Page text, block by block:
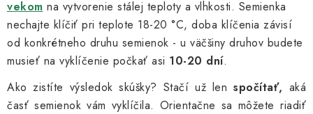
vekom na vytvorenie stálej teploty a vlhkosti. Semienka
nechajte klíčiť pri teplote 18-20 °C, doba klíčenia závisí
od konkrétneho druhu semienok - u väčšiny druhov budete
musieť na vyklíčenie počkať asi 10-20 dní.
Ako zistíte výsledok skúšky? Stačí už lenspočítať, aká
časť semienok vám vyklíčila. Orientačne sa môžete riadiť